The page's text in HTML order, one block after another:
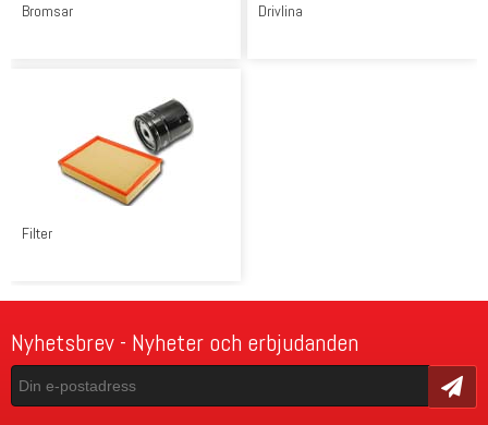
Bromsar Drivlina
Filter
Nyhetsbrev - Nyheter och erbjudanden
Skicka